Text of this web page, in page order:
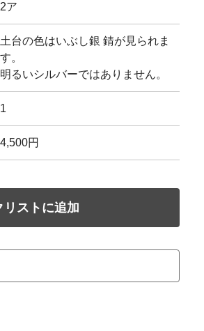
2ア
土台の色はいぶし銀 錆が見られま
す。
明るいシルバーではありません。
1
4,500円
リストに追加